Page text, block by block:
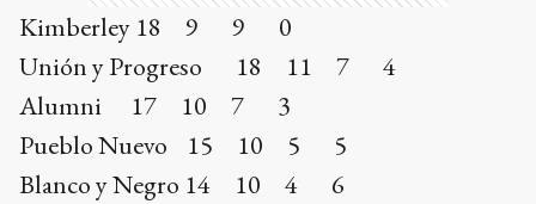
Kimberley 18 9 9 0
Unión y Progreso 18 11 7 4
Alumni 17 10 7 3
Pueblo Nuevo 15 10 5 5
Blanco y Negro 14 10 4 6